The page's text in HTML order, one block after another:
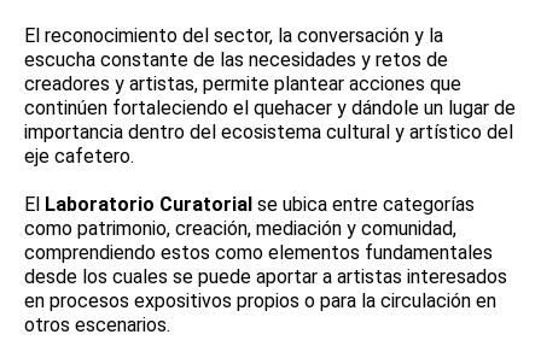
El reconocimiento del sector, la conversación y la
escucha constante de las necesidades y retos de
creadores y artistas, permite plantear acciones que
continúen fortaleciendo el quehacer y dándole un lugar de
importancia dentro del ecosistema cultural y artístico del
eje cafetero.
El Laboratorio Curatorial se ubica entre categorías
como patrimonio, creación, mediación y comunidad,
comprendiendo estos como elementos fundamentales
desde los cuales se puede aportar a artistas interesados
en procesos expositivos propios o para la circulación en
otros escenarios.